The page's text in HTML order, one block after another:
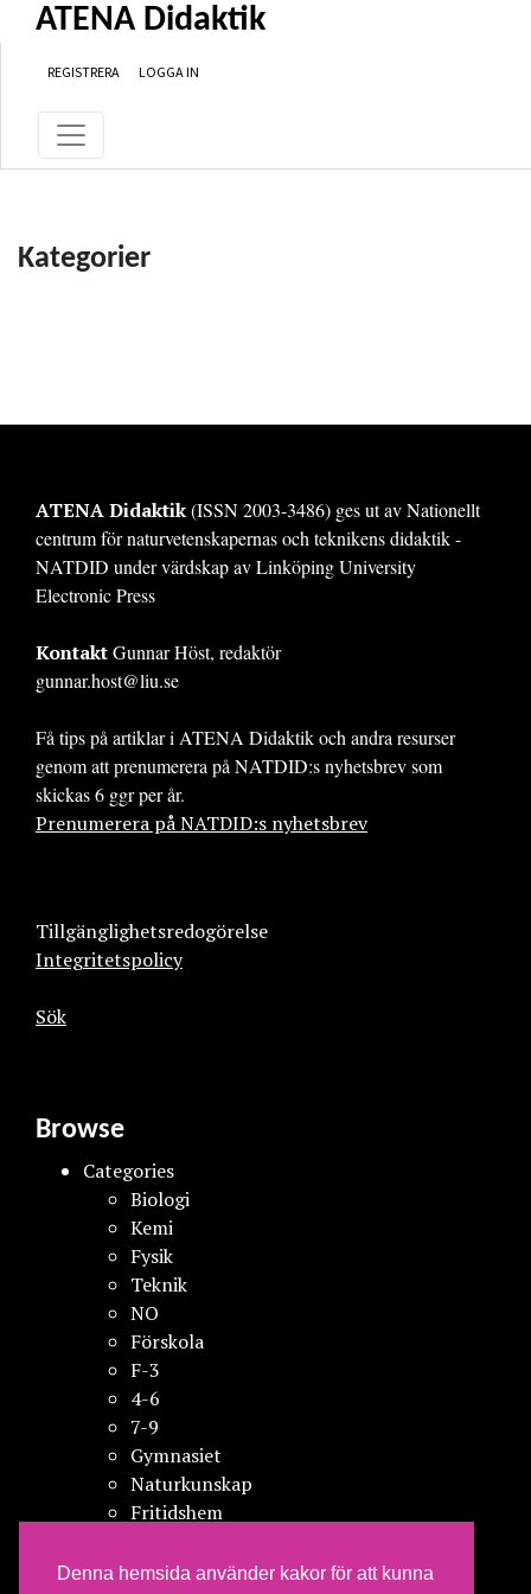
Denna hemsida använder kakor för att kunna
Hoppa till huvudinnehåll
Hoppa till primär navigationsmeny
Hoppa till sidfot
ATENA Didaktik
REGISTRERA LOGGA IN
Kategorier
ATENA Didaktik(ISSN 2003-3486) ges ut av Nationellt
centrum för naturvetenskapernas och teknikens didaktik -
NATDID under värdskap av Linköping University
Electronic Press
KontaktGunnar Höst, redaktör
gunnar.host@liu.se
Få tips på artiklar i ATENA Didaktik och andra resurser
genom att prenumerera på NATDID:s nyhetsbrev som
skickas 6 ggr per år.
Prenumerera på NATDID:s nyhetsbrev
Tillgänglighetsredogörelse
Integritetspolicy
Sök
Browse
Categories
Biologi
Kemi
Fysik
Teknik
NO
Förskola
F-3
4-6
7-9
Gymnasiet
Naturkunskap
Fritidshem
Kompetensutveckling